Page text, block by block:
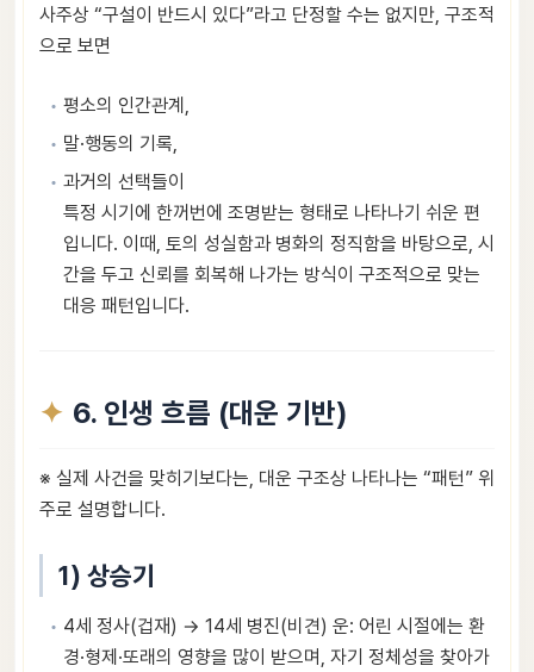
사주상 “구설이 반드시 있다”라고 단정할 수는 없지만, 구조적
으로 보면
평소의 인간관계,
말·행동의 기록,
과거의 선택들이
특정 시기에 한꺼번에 조명받는 형태로 나타나기 쉬운 편
입니다. 이때, 토의 성실함과 병화의 정직함을 바탕으로, 시
간을 두고 신뢰를 회복해 나가는 방식이 구조적으로 맞는
대응 패턴입니다.
6. 인생 흐름 (대운 기반)
※ 실제 사건을 맞히기보다는, 대운 구조상 나타나는 “패턴” 위
주로 설명합니다.
1) 상승기
4세 정사(겁재) → 14세 병진(비견) 운: 어린 시절에는 환
경·형제·또래의 영향을 많이 받으며, 자기 정체성을 찾아가